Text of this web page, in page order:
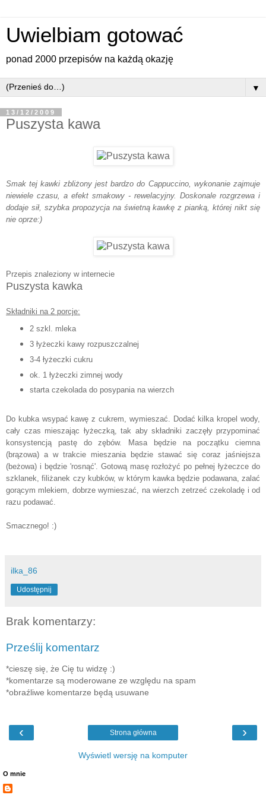
Uwielbiam gotować
ponad 2000 przepisów na każdą okazję
▼
13/12/2009
Puszysta kawa
Smak tej kawki zbliżony jest bardzo do Cappuccino, wykonanie zajmuje
niewiele czasu, a efekt smakowy - rewelacyjny. Doskonale rozgrzewa i
dodaje sił, szybka propozycja na świetną kawkę z pianką, której nikt się
nie oprze:)
Przepis znaleziony w internecie
Puszysta kawka
Składniki na 2 porcje:
2 szkl. mleka
3 łyżeczki kawy rozpuszczalnej
3-4 łyżeczki cukru
ok. 1 łyżeczki zimnej wody
starta czekolada do posypania na wierzch
Do kubka wsypać kawę z cukrem, wymieszać. Dodać kilka kropel wody,
cały czas mieszając łyżeczką, tak aby składniki zaczęły przypominać
konsystencją pastę do zębów. Masa będzie na początku ciemna
(brązowa) a w trakcie mieszania będzie stawać się coraz jaśniejsza
(beżowa) i będzie 'rosnąć'. Gotową masę rozłożyć po pełnej łyżeczce do
szklanek, filiżanek czy kubków, w którym kawka będzie podawana, zalać
gorącym mlekiem, dobrze wymieszać, na wierzch zetrzeć czekoladę i od
razu podawać.
Smacznego! :)
ilka_86
Udostępnij
Brak komentarzy:
Prześlij komentarz
*cieszę się, że Cię tu widzę :)
*komentarze są moderowane ze względu na spam
*obraźliwe komentarze będą usuwane
‹ ›
Strona główna
Wyświetl wersję na komputer
O mnie